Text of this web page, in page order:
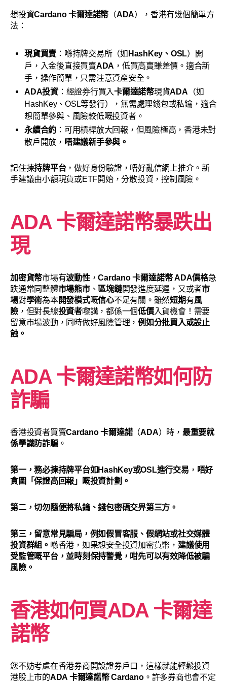
想投資Cardano 卡爾達諾幣 （ADA），香港有幾個簡單方
法：
現貨買賣 ：喺持牌交易所（如 HashKey、OSL）開
戶，入金後直接買賣ADA ，低買高賣賺差價。適合新
手，操作簡單，只需注意資產安全。
ADA投資：經證券行買入卡爾達諾幣現貨ADA （如
HashKey、OSL等發行），無需處理錢包或私鑰，適合
想簡單參與、風險較低嘅投資者。
永續合約 ：可用槓桿放大回報，但風險極高，香港未對
散戶開放， 唔建議新手參與 。
記住揀持牌平台，做好身份驗證，唔好亂信網上推介。新
手建議由小額現貨或ETF開始，分散投資，控制風險 。
ADA 卡爾達諾幣暴跌出
現
加密貨幣市場有波動性，Cardano 卡爾達諾幣 ADA價格急
跌通常同整體市場熊市、 區塊鏈開發進度延遲，又或者市
場對學術為本開發模式嘅信心不足有關。雖然短期有風
險，但對長線投資者嚟講，都係一個低價入貨機會！需要
留意市場波動，同時做好風險管理，例如分批買入或設止
蝕。
ADA 卡爾達諾幣如何防
詐騙
香港投資者買賣Cardano 卡爾達諾（ADA）時， 最重要就
係學識防詐騙。
第一，務必揀持牌平台如HashKey或OSL進行交易 ， 唔好
貪圖「保證高回報」嘅投資計劃。
第二，切勿隨便將私鑰、錢包密碼交畀第三方。
第三，留意常見騙局，例如假冒客服、假網站或社交媒體
投資群組。 喺香港，如果想安全投資加密貨幣， 建議使用
受監管嘅平台，並時刻保持警覺，咁先可以有效降低被騙
風險。
香港如何買ADA 卡爾達
諾幣
您不妨考慮在香港券商開設證券戶口，這樣就能輕鬆投資
港股上市的ADA 卡爾達諾幣Cardano。許多券商也會不定